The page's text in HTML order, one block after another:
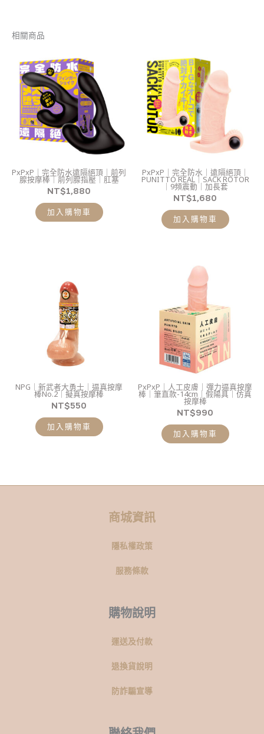
相關商品
PxPxP｜完全防水遠隔絕頂｜前列
腺按摩棒｜前列腺指壓｜肛塞
NT$1,880
加入購物車
PxPxP｜完全防水｜遠隔絕頂｜
PUNITTO REAL｜SACK ROTOR
｜9頻震動｜加長套
NT$1,680
加入購物車
NPG｜新武者大勇士｜逼真按摩
棒No.2｜擬真按摩棒
NT$550
加入購物車
PxPxP｜人工皮膚｜彈力逼真按摩
棒｜筆直款-14cm｜假陽具｜仿真
按摩棒
NT$990
加入購物車
商城資訊
隱私權政策
服務條款
購物說明
運送及付款
退換貨說明
防詐騙宣導